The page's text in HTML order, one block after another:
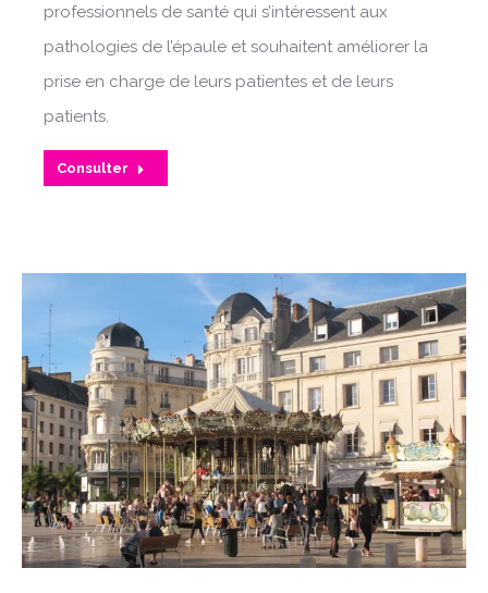
professionnels de santé qui s’intéressent aux
pathologies de l’épaule et souhaitent améliorer la
prise en charge de leurs patientes et de leurs
patients.
Consulter